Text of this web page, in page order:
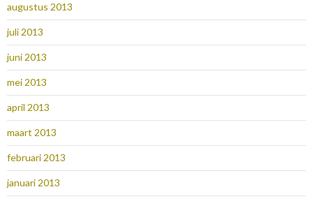
augustus 2013
juli 2013
juni 2013
mei 2013
april 2013
maart 2013
februari 2013
januari 2013